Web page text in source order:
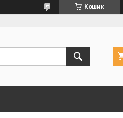
Кошик